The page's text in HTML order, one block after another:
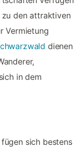
den attraktiven
Vermietung
dienen
in dem
sich bestens